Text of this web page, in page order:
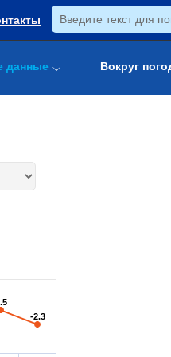
данные Вокруг
-2.3
-2.3